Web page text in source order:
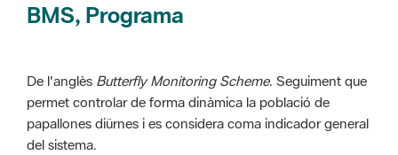
BMS, Programa
De l'anglès Butterfly Monitoring Scheme. Seguiment que
permet controlar de forma dinàmica la població de
papallones diürnes i es considera coma indicador general
del sistema.